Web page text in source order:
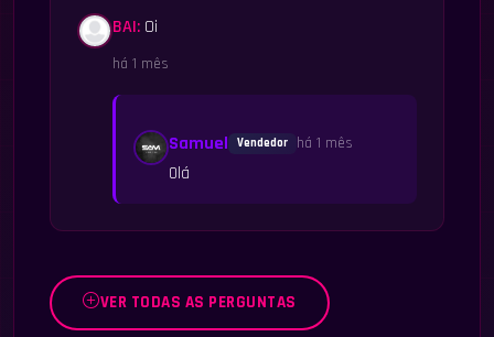
BAI: Oi
há 1 mês
Samuel Vendedor há 1 mês
Olá
VER TODAS AS PERGUNTAS